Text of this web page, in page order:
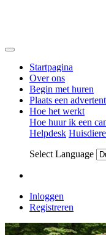
Startpagina
Over ons
Begin met huren
Plaats een
Hoe het werkt
Hoe huur ik een
Helpdesk
Select Language
Inloggen
Registreren